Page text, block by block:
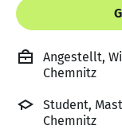
Angestellt,
Chemnitz
Student,
Chemnitz